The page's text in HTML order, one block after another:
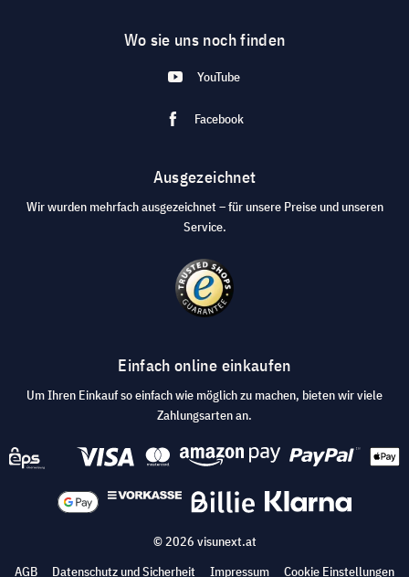
Wo sie uns noch finden
YouTube
Facebook
Ausgezeichnet
Wir wurden mehrfach ausgezeichnet – für unsere Preise und unseren
Service.
Einfach online einkaufen
Um Ihren Einkauf so einfach wie möglich zu machen, bieten wir viele
Zahlungsarten an.
© 2026 visunext.at
AGB
Datenschutz und Sicherheit Impressum Cookie Einstellungen